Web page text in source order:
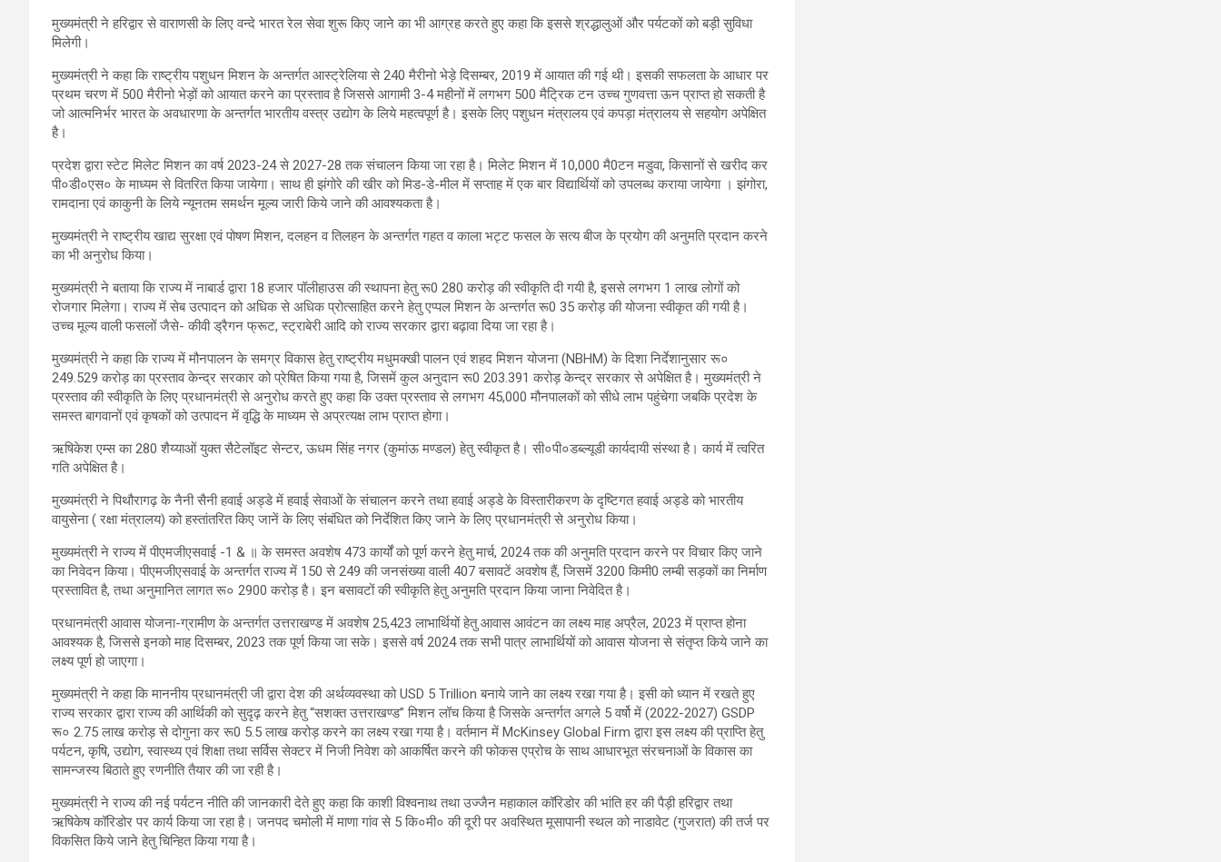
मुख्यमंत्री ने हरिद्वार से वाराणसी के लिए वन्दे भारत रेल सेवा शुरू किए जाने का भी आग्रह करते हुए कहा कि इससे श्रद्धालुओं और पर्यटकों को बड़ी सुविधा
मिलेगी।
मुख्यमंत्री ने कहा कि राष्ट्रीय पशुधन मिशन के अन्तर्गत आस्ट्रेलिया से 240 मैरीनो भेड़े दिसम्बर, 2019 में आयात की गई थी। इसकी सफलता के आधार पर
प्रथम चरण में 500 मैरीनो भेड़ों को आयात करने का प्रस्ताव है जिससे आगामी 3-4 महीनों में लगभग 500 मैट्रिक टन उच्च गुणवत्ता ऊन प्राप्त हो सकती है
जो आत्मनिर्भर भारत के अवधारणा के अन्तर्गत भारतीय वस्त्र उद्योग के लिये महत्वपूर्ण है। इसके लिए पशुधन मंत्रालय एवं कपड़ा मंत्रालय से सहयोग अपेक्षित
है।
प्रदेश द्वारा स्टेट मिलेट मिशन का वर्ष 2023-24 से 2027-28 तक संचालन किया जा रहा है। मिलेट मिशन में 10,000 मै0टन मडुवा, किसानों से खरीद कर
पी०डी०एस० के माध्यम से वितरित किया जायेगा। साथ ही झंगोरे की खीर को मिड-डे-मील में सप्ताह में एक बार विद्यार्थियों को उपलब्ध कराया जायेगा । झंगोरा,
रामदाना एवं काकुनी के लिये न्यूनतम समर्थन मूल्य जारी किये जाने की आवश्यकता है।
मुख्यमंत्री ने राष्ट्रीय खाद्य सुरक्षा एवं पोषण मिशन, दलहन व तिलहन के अन्तर्गत गहत व काला भट्ट फसल के सत्य बीज के प्रयोग की अनुमति प्रदान करने
का भी अनुरोध किया।
मुख्यमंत्री ने बताया कि राज्य में नाबार्ड द्वारा 18 हजार पॉलीहाउस की स्थापना हेतु रू0 280 करोड़ की स्वीकृति दी गयी है, इससे लगभग 1 लाख लोगों को
रोजगार मिलेगा। राज्य में सेब उत्पादन को अधिक से अधिक प्रोत्साहित करने हेतु एप्पल मिशन के अन्तर्गत रू0 35 करोड़ की योजना स्वीकृत की गयी है।
उच्च मूल्य वाली फसलों जैसे- कीवी ड्रैगन फ्रूट, स्ट्राबेरी आदि को राज्य सरकार द्वारा बढ़ावा दिया जा रहा है।
मुख्यमंत्री ने कहा कि राज्य में मौनपालन के समग्र विकास हेतु राष्ट्रीय मधुमक्खी पालन एवं शहद मिशन योजना (NBHM) के दिशा निर्देशानुसार रू०
249.529 करोड़ का प्रस्ताव केन्द्र सरकार को प्रेषित किया गया है, जिसमें कुल अनुदान रू0 203.391 करोड़ केन्द्र सरकार से अपेक्षित है। मुख्यमंत्री ने
प्रस्ताव की स्वीकृति के लिए प्रधानमंत्री से अनुरोध करते हुए कहा कि उक्त प्रस्ताव से लगभग 45,000 मौनपालकों को सीधे लाभ पहुंचेगा जबकि प्रदेश के
समस्त बागवानों एवं कृषकों को उत्पादन में वृद्धि के माध्यम से अप्रत्यक्ष लाभ प्राप्त होगा।
ऋषिकेश एम्स का 280 शैय्याओं युक्त सैटेलॉइट सेन्टर, ऊधम सिंह नगर (कुमांऊ मण्डल) हेतु स्वीकृत है। सी०पी०डब्ल्यूडी कार्यदायी संस्था है। कार्य में त्वरित
गति अपेक्षित है।
मुख्यमंत्री ने पिथौरागढ़ के नैनी सैनी हवाई अड्डे में हवाई सेवाओं के संचालन करने तथा हवाई अड्डे के विस्तारीकरण के दृष्टिगत हवाई अड्डे को भारतीय
वायुसेना ( रक्षा मंत्रालय) को हस्तांतरित किए जानें के लिए संबंधित को निर्देशित किए जाने के लिए प्रधानमंत्री से अनुरोध किया।
मुख्यमंत्री ने राज्य में पीएमजीएसवाई -1 & ॥ के समस्त अवशेष 473 कार्यों को पूर्ण करने हेतु मार्च, 2024 तक की अनुमति प्रदान करने पर विचार किए जाने
का निवेदन किया। पीएमजीएसवाई के अन्तर्गत राज्य में 150 से 249 की जनसंख्या वाली 407 बसावटें अवशेष हैं, जिसमें 3200 किमी0 लम्बी सड़कों का निर्माण
प्रस्तावित है, तथा अनुमानित लागत रू० 2900 करोड़ है। इन बसावटों की स्वीकृति हेतु अनुमति प्रदान किया जाना निवेदित है।
प्रधानमंत्री आवास योजना-ग्रामीण के अन्तर्गत उत्तराखण्ड में अवशेष 25,423 लाभार्थियों हेतु आवास आवंटन का लक्ष्य माह अप्रैल, 2023 में प्राप्त होना
आवश्यक है, जिससे इनको माह दिसम्बर, 2023 तक पूर्ण किया जा सके। इससे वर्ष 2024 तक सभी पात्र लाभार्थियों को आवास योजना से संतृप्त किये जाने का
लक्ष्य पूर्ण हो जाएगा।
मुख्यमंत्री ने कहा कि माननीय प्रधानमंत्री जी द्वारा देश की अर्थव्यवस्था को USD 5 Trillion बनाये जाने का लक्ष्य रखा गया है। इसी को ध्यान में रखते हुए
राज्य सरकार द्वारा राज्य की आर्थिकी को सुदृढ़ करने हेतु “सशक्त उत्तराखण्ड” मिशन लॉच किया है जिसके अन्तर्गत अगले 5 वर्षो में (2022-2027) GSDP
रू० 2.75 लाख करोड़ से दोगुना कर रू0 5.5 लाख करोड़ करने का लक्ष्य रखा गया है। वर्तमान में McKinsey Global Firm द्वारा इस लक्ष्य की प्राप्ति हेतु
पर्यटन, कृषि, उद्योग, स्वास्थ्य एवं शिक्षा तथा सर्विस सेक्टर में निजी निवेश को आकर्षित करने की फोकस एप्रोच के साथ आधारभूत संरचनाओं के विकास का
सामन्जस्य बिठाते हुए रणनीति तैयार की जा रही है।
मुख्यमंत्री ने राज्य की नई पर्यटन नीति की जानकारी देते हुए कहा कि काशी विश्वनाथ तथा उज्जैन महाकाल कॉरिडोर की भांति हर की पैड़ी हरिद्वार तथा
ऋषिकेष कॉरिडोर पर कार्य किया जा रहा है। जनपद चमोली में माणा गांव से 5 कि०मी० की दूरी पर अवस्थित मूसापानी स्थल को नाडावेट (गुजरात) की तर्ज पर
विकसित किये जाने हेतु चिन्हित किया गया है।